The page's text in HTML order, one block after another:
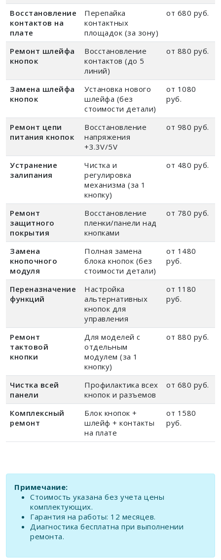
Восстановление
контактов на
плате
Перепайка
контактных
площадок (за зону)
от 680 руб.
Ремонт шлейфа
кнопок
Восстановление
контактов (до 5
линий)
от 880 руб.
Замена шлейфа
кнопок
Установка нового
шлейфа (без
стоимости детали)
от 1080
руб.
Ремонт цепи
питания кнопок
Восстановление
напряжения
+3.3V/5V
от 980 руб.
Устранение
залипания
Чистка и
регулировка
механизма (за 1
кнопку)
от 480 руб.
Ремонт
защитного
покрытия
Восстановление
пленки/панели над
кнопками
от 780 руб.
Замена
кнопочного
модуля
Полная замена
блока кнопок (без
стоимости детали)
от 1480
руб.
Переназначение
функций
Настройка
альтернативных
кнопок для
управления
от 1180
руб.
Ремонт
тактовой
кнопки
Для моделей с
отдельным
модулем (за 1
кнопку)
от 880 руб.
Чистка всей
панели
Профилактика всех
кнопок и разъемов
от 680 руб.
Комплексный
ремонт
Блок кнопок +
шлейф + контакты
на плате
от 1580
руб.
Примечание:
Стоимость указана без учета цены
комплектующих.
Гарантия на работы: 12 месяцев.
Диагностика бесплатна при выполнении
ремонта.